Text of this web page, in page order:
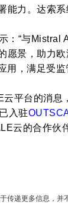
能力。达索
“与Mistral
愿景，助力
用，满足受
云平台的消息
入驻
云的合作伙
传递更多信息，